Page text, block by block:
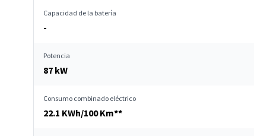
Capacidad de la batería
-
Potencia
87 kW
Consumo combinado eléctrico
22.1 KWh/100 Km**